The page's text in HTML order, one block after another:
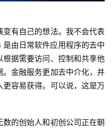
有自己的想法。我不会代表
由日常软件应用程序的去中
据需要访问、控制和共享他
金融服务更加去中介化，并
容易获得。可以说，这是万
的创始人和初创公司正在朝